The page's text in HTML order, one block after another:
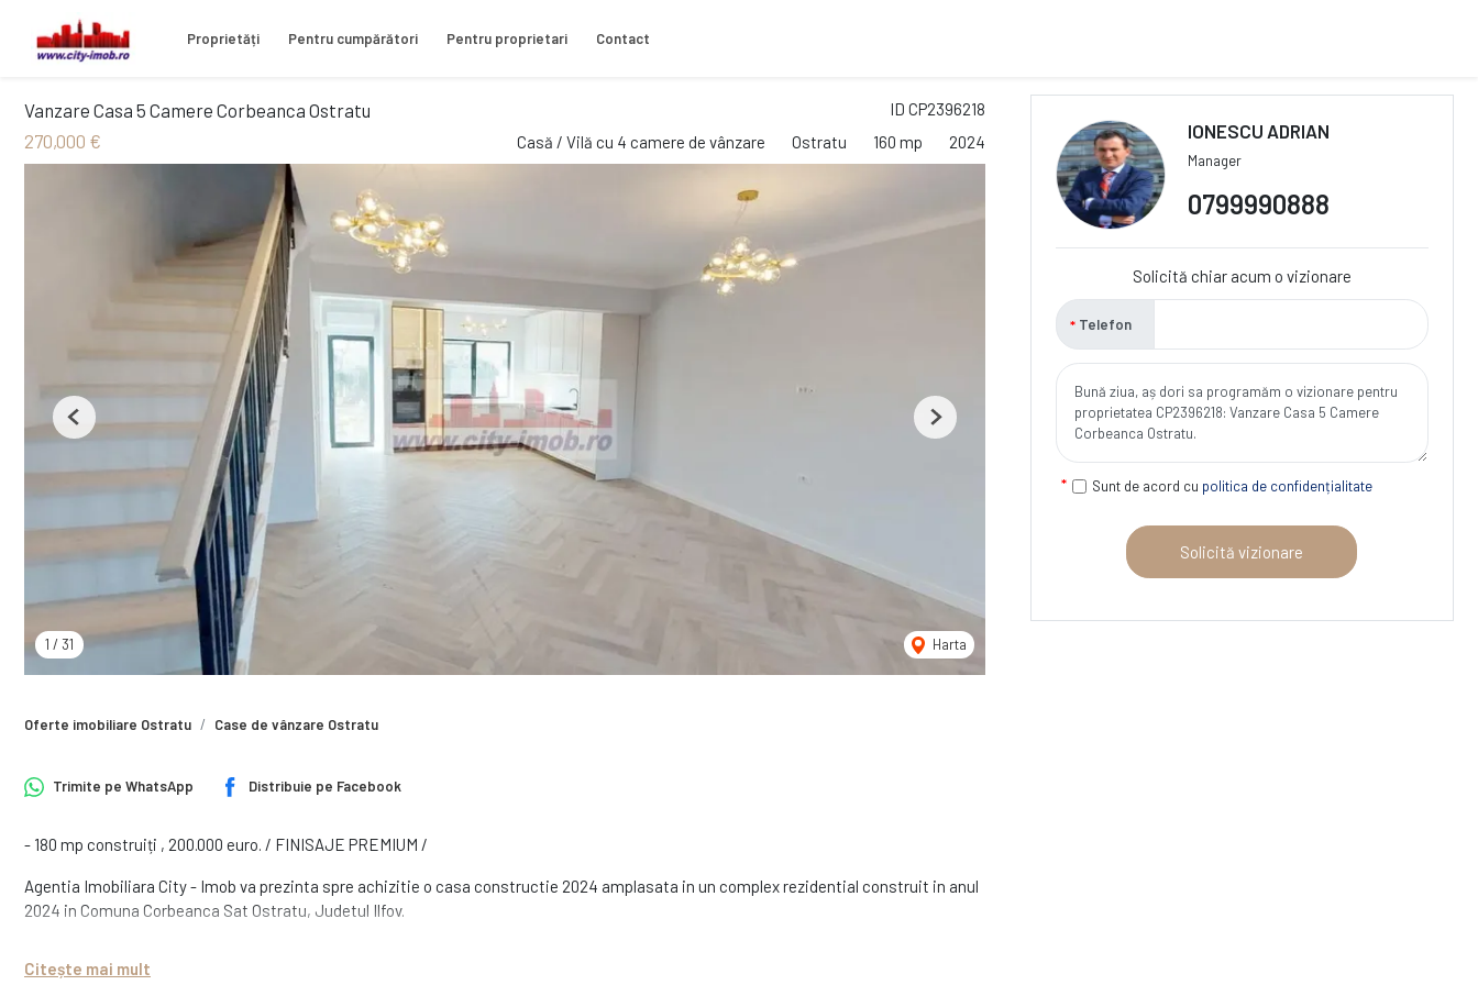
Proprietăți Pentru cumpărători Pentru proprietari Contact
ID CP2396218
Vanzare Casa 5 Camere Corbeanca Ostratu
270,000 €
Casă / Vilă cu 4 camere de vânzare Ostratu 160 mp 2024
1 / 31 Harta
Previous Next
Oferte imobiliare Ostratu Case de vânzare Ostratu
Trimite pe WhatsApp Distribuie pe Facebook
- 180 mp construiți , 200.000 euro. / FINISAJE PREMIUM /
Agentia Imobiliara City - Imob va prezinta spre achizitie o casa constructie 2024 amplasata in un complex rezidential construit in anul
2024 in Comuna Corbeanca Sat Ostratu, Judetul Ilfov.
Citește mai mult
IONESCU ADRIAN
Manager
0799990888
Solicită chiar acum o vizionare
Telefon
Sunt de acord cu politica de confidențialitate
Solicită vizionare